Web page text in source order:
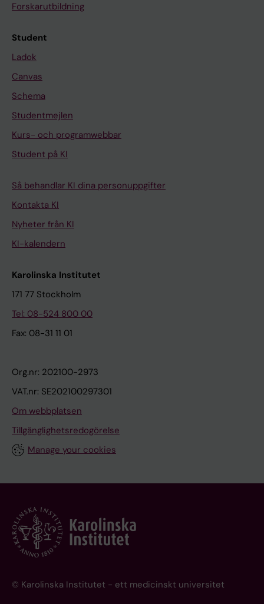
Forskarutbildning
Student
Ladok
Canvas
Schema
Studentmejlen
Kurs- och programwebbar
Student på KI
Så behandlar KI dina personuppgifter
Kontakta KI
Nyheter från KI
KI-kalendern
Karolinska Institutet
171 77 Stockholm
Tel: 08-524 800 00
Fax: 08-31 11 01
Org.nr: 202100-2973
VAT.nr: SE202100297301
Om webbplatsen
Tillgänglighetsredogörelse
Manage your cookies
© Karolinska Institutet - ett medicinskt universitet